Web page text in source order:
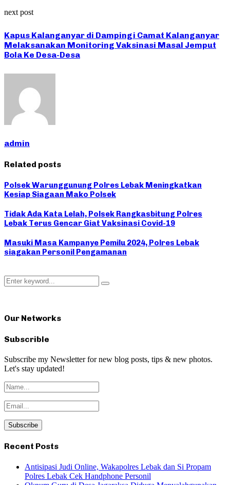
next post
Kapus Kalanganyar di Dampingi Camat Kalanganyar
Melaksanakan Monitoring Vaksinasi Masal Jemput
Bola Ke Desa-Desa
admin
Related posts
Polsek Warunggunung Polres Lebak Meningkatkan
Kesiap Siagaan Mako Polsek
Tidak Ada Kata Lelah, Polsek Rangkasbitung Polres
Lebak Terus Gencar Giat Vaksinasi Covid-19
Masuki Masa Kampanye Pemilu 2024, Polres Lebak
siagakan Personil Pengamanan
Search
for:
Search
Our Networks
Subscrible
Subscribe my Newsletter for new blog posts, tips & new photos.
Let's stay updated!
Recent Posts
Antisipasi Judi Online, Wakapolres Lebak dan Si Propam
Polres Lebak Cek Handphone Personil